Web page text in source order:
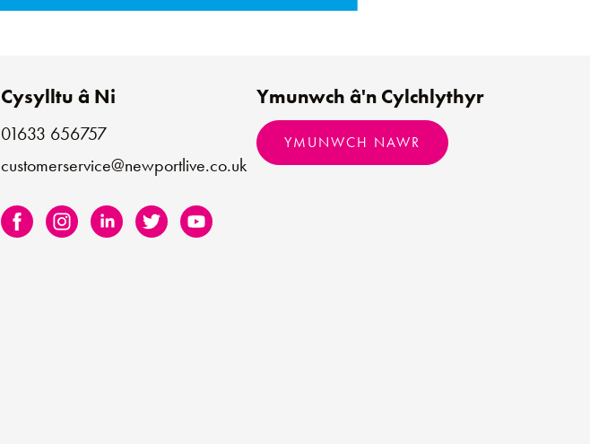
Cysylltu â Ni
01633 656757
customerservice@newportlive.co.uk
Ymunwch â'n Cylchlythyr
YMUNWCH NAWR